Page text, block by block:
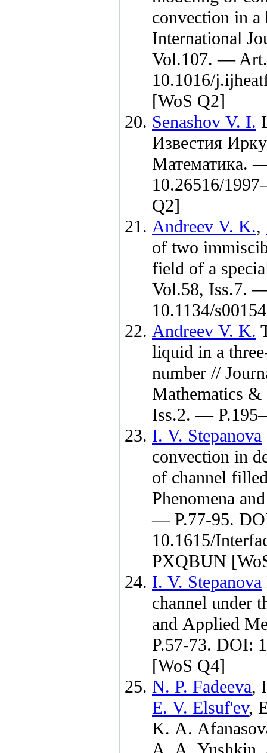
convection in
International
Vol.107. —
10.1016/
[WoS Q2]
Senashov V. I.
Известия
Математика.
10.26516/19
Q2]
Andreev V. K.,
of two
field of a
Vol.58, Iss.7.
10.1134/
Andreev V. K.
liquid in a
number //
Mathematics
Iss.2. — P.1
I. V. Stepanova
convection in
of channel
Phenomena
— P.77-95.
10.1615/
PXQBUN
I. V. Stepanova
channel under
and Applied
P.57-73. DOI:
[WoS Q4]
N. P. Fadeeva,
E. V. Elsuf'ev,
K. A.